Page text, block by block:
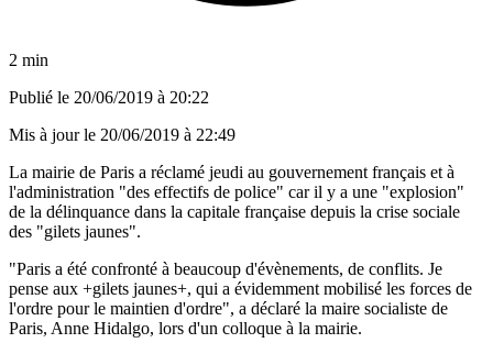
2 min
Publié le 20/06/2019 à 20:22
Mis à jour le 20/06/2019 à 22:49
La mairie de Paris a réclamé jeudi au gouvernement français et à
l'administration "des effectifs de police" car il y a une "explosion"
de la délinquance dans la capitale française depuis la crise sociale
des "gilets jaunes".
"Paris a été confronté à beaucoup d'évènements, de conflits. Je
pense aux +gilets jaunes+, qui a évidemment mobilisé les forces de
l'ordre pour le maintien d'ordre", a déclaré la maire socialiste de
Paris, Anne Hidalgo, lors d'un colloque à la mairie.